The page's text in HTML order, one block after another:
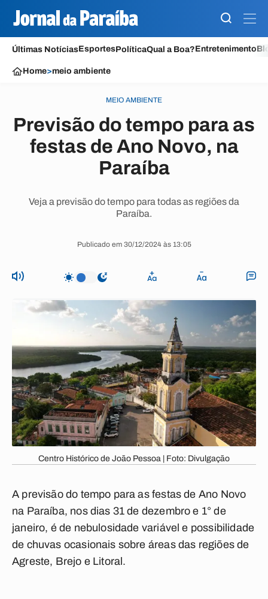
Últimas NotíciasEsportesPolíticaQual a Boa?Entretenimento
Home>meio ambiente
MEIO AMBIENTE
Previsão do tempo para as
festas de Ano Novo, na
Paraíba
Veja a previsão do tempo para todas as regiões da
Paraíba.
Publicado em 30/12/2024 às 13:05
Centro Histórico de João Pessoa | Foto: Divulgação
A previsão do tempo para as festas de Ano Novo
na Paraíba, nos dias 31 de dezembro e 1° de
janeiro, é de nebulosidade variável e possibilidade
de chuvas ocasionais sobre áreas das regiões de
Agreste, Brejo e Litoral.